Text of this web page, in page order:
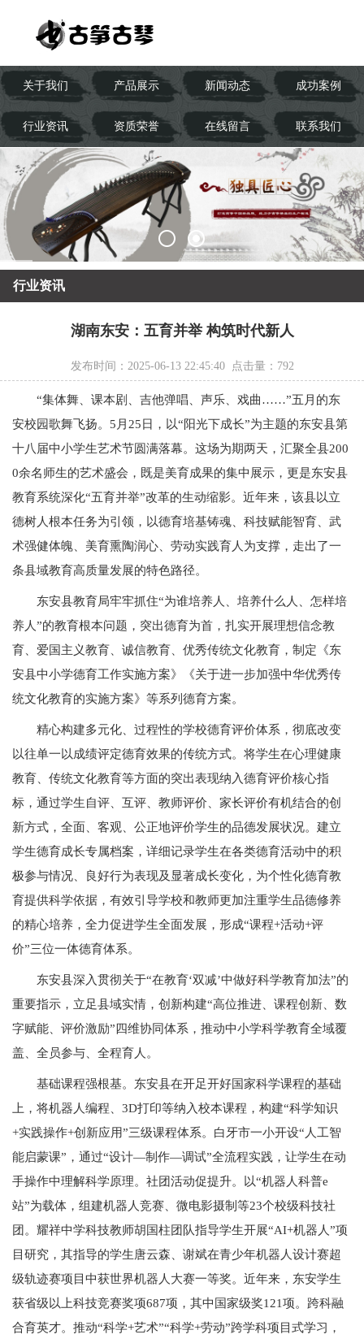
关于我们 产品展示 新闻动态 成功案例
行业资讯 资质荣誉 在线留言 联系我们
行业资讯
湖南东安：五育并举 构筑时代新人
发布时间：2025-06-13 22:45:40 点击量： 792
“集体舞、课本剧、吉他弹唱、声乐、戏曲……”五月的东
安校园歌舞飞扬。5月25日，以“阳光下成长”为主题的东安县第
十八届中小学生艺术节圆满落幕。这场为期两天，汇聚全县200
0余名师生的艺术盛会，既是美育成果的集中展示，更是东安县
教育系统深化“五育并举”改革的生动缩影。近年来，该县以立
德树人根本任务为引领，以德育培基铸魂、科技赋能智育、武
术强健体魄、美育熏陶润心、劳动实践育人为支撑，走出了一
条县域教育高质量发展的特色路径。
东安县教育局牢牢抓住“为谁培养人、培养什么人、怎样培
养人”的教育根本问题，突出德育为首，扎实开展理想信念教
育、爱国主义教育、诚信教育、优秀传统文化教育，制定《东
安县中小学德育工作实施方案》《关于进一步加强中华优秀传
统文化教育的实施方案》等系列德育方案。
精心构建多元化、过程性的学校德育评价体系，彻底改变
以往单一以成绩评定德育效果的传统方式。将学生在心理健康
教育、传统文化教育等方面的突出表现纳入德育评价核心指
标，通过学生自评、互评、教师评价、家长评价有机结合的创
新方式，全面、客观、公正地评价学生的品德发展状况。建立
学生德育成长专属档案，详细记录学生在各类德育活动中的积
极参与情况、良好行为表现及显著成长变化，为个性化德育教
育提供科学依据，有效引导学校和教师更加注重学生品德修养
的精心培养，全力促进学生全面发展，形成“课程+活动+评
价”三位一体德育体系。
东安县深入贯彻关于“在教育‘双减’中做好科学教育加法”的
重要指示，立足县域实情，创新构建“高位推进、课程创新、数
字赋能、评价激励”四维协同体系，推动中小学科学教育全域覆
盖、全员参与、全程育人。
基础课程强根基。东安县在开足开好国家科学课程的基础
上，将机器人编程、3D打印等纳入校本课程，构建“科学知识
+实践操作+创新应用”三级课程体系。白牙市一小开设“人工智
能启蒙课”，通过“设计—制作—调试”全流程实践，让学生在动
手操作中理解科学原理。社团活动促提升。以“机器人科普e
站”为载体，组建机器人竞赛、微电影摄制等23个校级科技社
团。耀祥中学科技教师胡国柱团队指导学生开展“AI+机器人”项
目研究，其指导的学生唐云森、谢斌在青少年机器人设计赛超
级轨迹赛项目中获世界机器人大赛一等奖。近年来，东安学生
获省级以上科技竞赛奖项687项，其中国家级奖121项。跨科融
合育英才。推动“科学+艺术”“科学+劳动”跨学科项目式学习，